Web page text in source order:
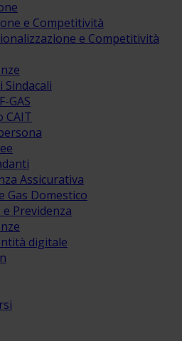
e Competitività
e Competitività
Sindacali
GAS
CAIT
Assicurativa
Gas Domestico
Previdenza
digitale